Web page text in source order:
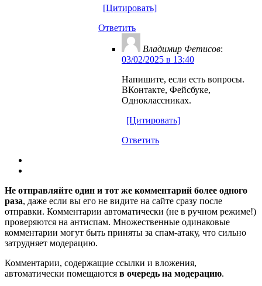
[Цитировать]
Ответить
Владимир Фетисов:
03/02/2025 в 13:40
Напишите, если есть вопросы.
ВКонтакте, Фейсбуке,
Одноклассниках.
[Цитировать]
Ответить
Не отправляйте один и тот же комментарий более одного
раза, даже если вы его не видите на сайте сразу после
отправки. Комментарии автоматически (не в ручном режиме!)
проверяются на антиспам. Множественные одинаковые
комментарии могут быть приняты за спам-атаку, что сильно
затрудняет модерацию.
Комментарии, содержащие ссылки и вложения,
автоматически помещаются в очередь на модерацию.